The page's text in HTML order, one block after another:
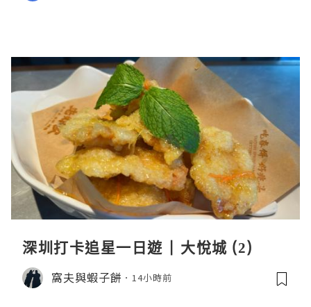
深圳打卡追星一日遊 | 大悅城 (2)
窩夫與蝦子餅 14小時前